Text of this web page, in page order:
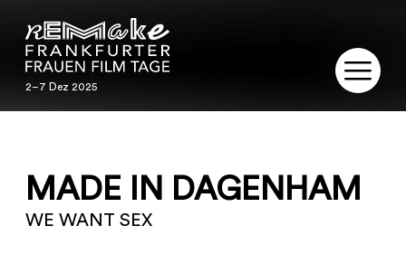
2–7 Dez 2025
2–7 Dez 2025
PROGRAMM
MADE IN DAGENHAM
WE WANT SEX